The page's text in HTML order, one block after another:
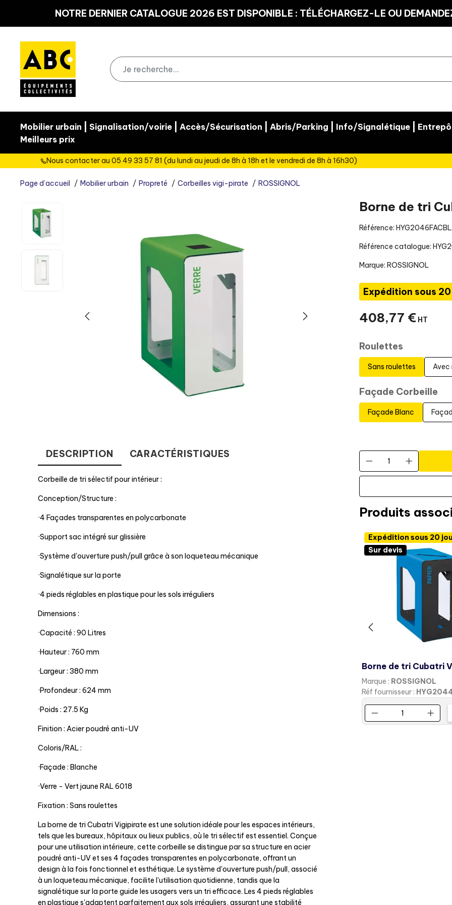
NOTRE DERNIER CATALOGUE 2026 EST DISPONIBLE : TÉLÉCHARGEZ-LE OU
Mobilier urbain Signalisation/voirie Accès/Sécurisation Abris/Parking Info/Signalétique
Meilleurs prix
Nous contacter au 05 49 33 57 81 (du lundi au jeudi de 8h à 18h et le vendredi de 8h à 16h30)
Page d’accueil Mobilier urbain Propreté Corbeilles vigi-pirate ROSSIGNOL
DESCRIPTION CARACTÉRISTIQUES
Corbeille de tri sélectif pour intérieur :
Conception/Structure :
·4 Façades transparentes en polycarbonate
·Support sac intégré sur glissière
·Système d'ouverture push/pull grâce à son loqueteau mécanique
·Signalétique sur la porte
·4 pieds réglables en plastique pour les sols irréguliers
Dimensions :
·Capacité : 90 Litres
·Hauteur : 760 mm
·Largeur : 380 mm
·Profondeur : 624 mm
·Poids : 27.5 Kg
Finition : Acier poudré anti-UV
Coloris/RAL :
·Façade : Blanche
·Verre - Vert jaune RAL 6018
Fixation : Sans roulettes
La borne de tri Cubatri Vigipirate est une solution idéale pour les espaces intérieurs,
tels que les bureaux, hôpitaux ou lieux publics, où le tri sélectif est essentiel. Conçue
pour une utilisation intérieure, cette corbeille se distingue par sa structure en acier
poudré anti-UV et ses 4 façades transparentes en polycarbonate, offrant un
design à la fois fonctionnel et esthétique. Le système d'ouverture push/pull, associé
à un loqueteau mécanique, facilite l'utilisation quotidienne, tandis que la
signalétique sur la porte guide les usagers vers un tri efficace. Les 4 pieds réglables
en plastique s'adaptent parfaitement aux sols irréguliers, assurant une stabilité
Borne de tri
Référence:
Référence catalogue:
Marque: ROSSIGNOL
Expédition sous
408,77 € HT
Roulettes
Sans roulettes Avec
Façade Corbeille
Façade Blanc
Produits
Expédition sous 20
Sur devis
Marque : ROSSIGNOL
Réf fournisseur :